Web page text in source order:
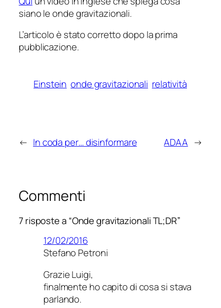
siano le onde gravitazionali.
L’articolo è stato corretto dopo la prima
pubblicazione.
Einstein onde gravitazionali relatività
← In coda per… disinformare ADAA →
Commenti
7 risposte a “Onde gravitazionali TL;DR”
12/02/2016
Stefano Petroni
Grazie Luigi,
finalmente ho capito di cosa si stava
parlando.